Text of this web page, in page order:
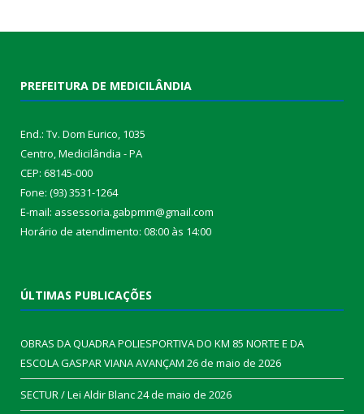
PREFEITURA DE MEDICILÂNDIA
End.: Tv. Dom Eurico, 1035
Centro, Medicilândia - PA
CEP: 68145-000
Fone: (93) 3531-1264
E-mail: assessoria.gabpmm@gmail.com
Horário de atendimento: 08:00 às 14:00
ÚLTIMAS PUBLICAÇÕES
OBRAS DA QUADRA POLIESPORTIVA DO KM 85 NORTE E DA
ESCOLA GASPAR VIANA AVANÇAM 26 de maio de 2026
SECTUR / Lei Aldir Blanc24 de maio de 2026